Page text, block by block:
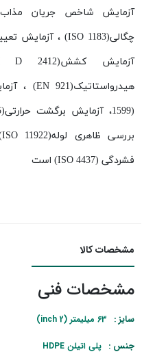
آزمایش شاخص جریان مذاب
چگالی(ISO 1183) ، آزمایش
آزمایش کششD 2412)
هیدرواستاتیک(EN 921) ،
1599)، آزمایش برگشت حرارتی
بررسی ظاهری لوله11922)
فشردگی (ISO 4437) است
مشخصات کالا
مشخصات فنی
سایز : 63 میلیمتر (2 inch)
جنس : پلی اتیلن HDPE